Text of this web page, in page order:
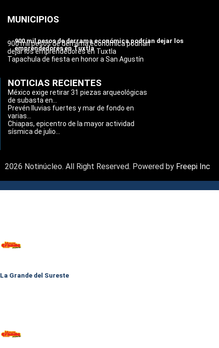
MUNICIPIOS
900 mil pesos de derrama económica podrían dejar los
emprendedores en Tuxtla
900 mil pesos de derrama económica podrían
dejar los emprendedores en Tuxtla
Tapachula de fiesta en honor a San Agustín
NOTICIAS RECIENTES
México exige retirar 31 piezas arqueológicas
de subasta en...
Prevén lluvias fuertes y mar de fondo en
varias...
Chiapas, epicentro de la mayor actividad
sísmica de julio...
2026 Notinúcleo. All Right Reserved. Powered by Freepi Inc
La Grande del Sureste